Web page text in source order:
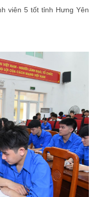
viên 5 tốt tỉnh Hưng Yên